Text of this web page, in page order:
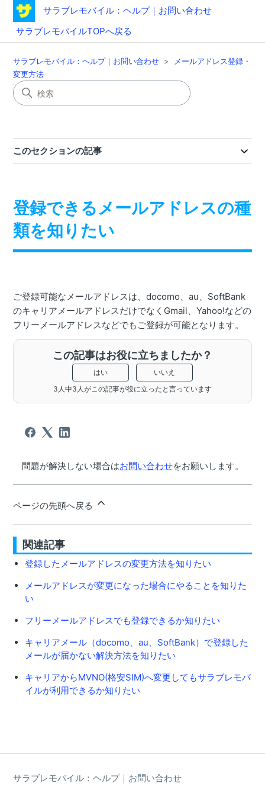
サラブレモバイル：ヘルプ｜お問い合わせ
サラブレモバイルTOPへ戻る
サラブレモバイル：ヘルプ｜お問い合わせ
メールアドレス登録・
変更方法
このセクションの記事
登録できるメールアドレスの種
類を知りたい
ご登録可能なメールアドレスは、docomo、au、SoftBank
のキャリアメールアドレスだけでなくGmail、Yahoo!などの
フリーメールアドレスなどでもご登録が可能となります。
この記事はお役に立ちましたか？
はい
いいえ
3人中3人がこの記事が役に立ったと言っています
問題が解決しない場合はお問い合わせをお願いします。
ページの先頭へ戻る
関連記事
登録したメールアドレスの変更方法を知りたい
メールアドレスが変更になった場合にやることを知りた
い
フリーメールアドレスでも登録できるか知りたい
キャリアメール（docomo、au、SoftBank）で登録した
メールが届かない解決方法を知りたい
キャリアからMVNO(格安SIM)へ変更してもサラブレモバ
イルが利用できるか知りたい
サラブレモバイル：ヘルプ｜お問い合わせ